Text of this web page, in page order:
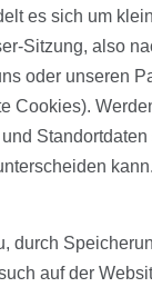
es sich um
Sitzung, also
oder unseren
Cookies).
durch
auf der